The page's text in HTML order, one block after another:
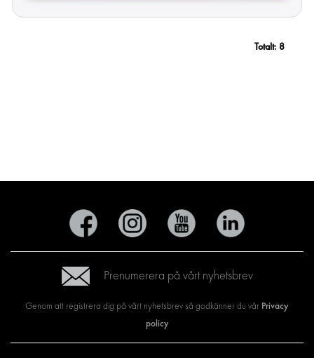
Totalt: 8
Prenumerera på vårt nyhetsbrev
Genom att registrera dig på vårt nyhetsbrev så godkänner du vår Privacy
policy